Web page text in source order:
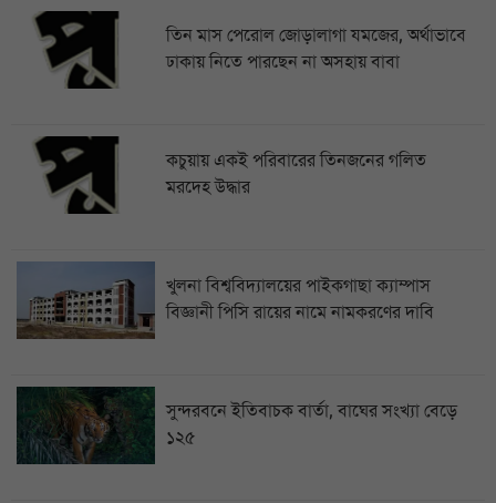
তিন মাস পেরোল জোড়ালাগা যমজের, অর্থাভাবে
ঢাকায় নিতে পারছেন না অসহায় বাবা
কচুয়ায় একই পরিবারের তিনজনের গলিত
মরদেহ উদ্ধার
খুলনা বিশ্ববিদ্যালয়ের পাইকগাছা ক্যাম্পাস
বিজ্ঞানী পিসি রায়ের নামে নামকরণের দাবি
সুন্দরবনে ইতিবাচক বার্তা, বাঘের সংখ্যা বেড়ে
১২৫